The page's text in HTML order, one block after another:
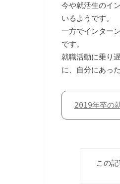
今や就活生のイ
いるようです。
一方でインター
です。
就職活動に乗り
に、自分にあっ
2019年卒の
この